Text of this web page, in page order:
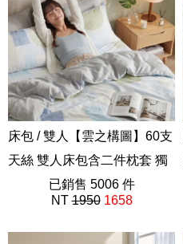
床包 / 雙人【雲之構圖】60支
天絲 雙人床包含二件枕套 獨
家設計 FORME
202605新品
已銷售 5006 件
NT1950 1658